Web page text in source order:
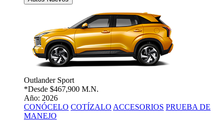
Outlander Sport
*Desde $467,900 M.N.
Año: 2026
CONÓCELO COTÍZALO ACCESORIOS PRUEBA DE
MANEJO